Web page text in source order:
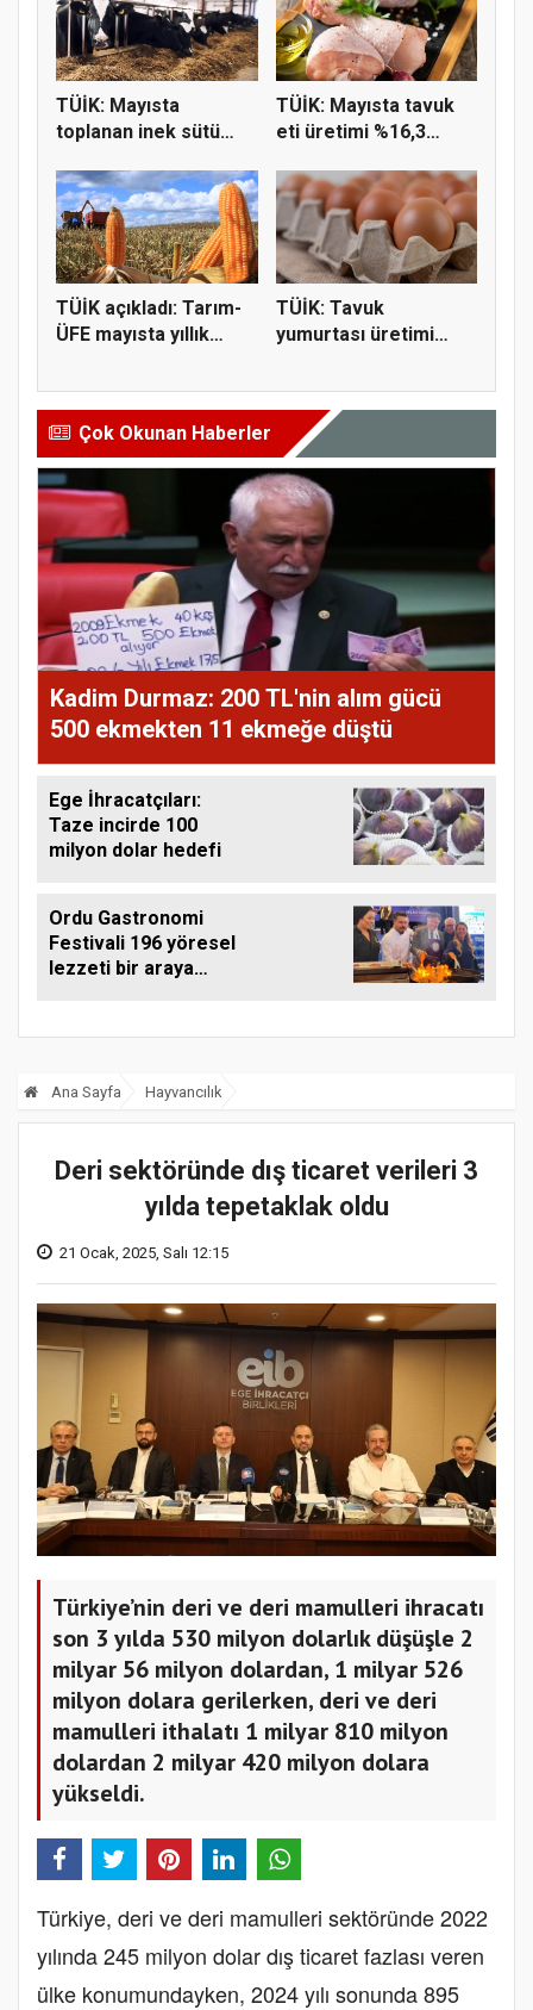
TÜİK: Mayısta
toplanan inek sütü
TÜİK: Mayısta tavuk
eti üretimi %16,3
TÜİK açıkladı: Tarım-
ÜFE mayısta yıllık
TÜİK: Tavuk
yumurtası üretimi
Çok Okunan Haberler
Kadim Durmaz: 200 TL'nin alım gücü
500 ekmekten 11 ekmeğe düştü
Ege İhracatçıları:
Taze incirde 100
milyon dolar hedefi
Ordu Gastronomi
Festivali 196 yöresel
lezzeti bir araya
Ana Sayfa Hayvancılık
Deri sektöründe dış ticaret verileri 3
yılda tepetaklak oldu
21 Ocak, 2025, Salı 12:15
Türkiye’nin deri ve deri mamulleri ihracatı
son 3 yılda 530 milyon dolarlık düşüşle 2
milyar 56 milyon dolardan, 1 milyar 526
milyon dolara gerilerken, deri ve deri
mamulleri ithalatı 1 milyar 810 milyon
dolardan 2 milyar 420 milyon dolara
yükseldi.
Türkiye, deri ve deri mamulleri sektöründe 2022
yılında 245 milyon dolar dış ticaret fazlası veren
ülke konumundayken, 2024 yılı sonunda 895